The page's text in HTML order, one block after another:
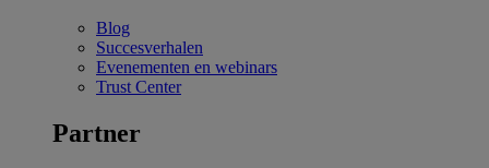
Blog
Succesverhalen
Evenementen en webinars
Trust Center
Partner